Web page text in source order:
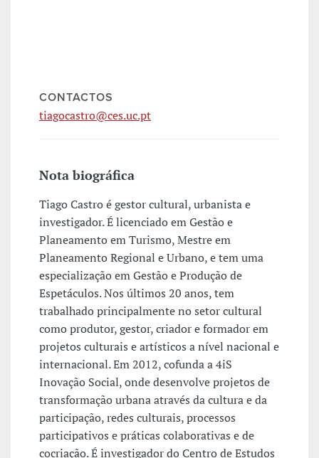
CONTACTOS
tiagocastro@ces.uc.pt
Nota biográfica
Tiago Castro é gestor cultural, urbanista e
investigador. É licenciado em Gestão e
Planeamento em Turismo, Mestre em
Planeamento Regional e Urbano, e tem uma
especialização em Gestão e Produção de
Espetáculos. Nos últimos 20 anos, tem
trabalhado principalmente no setor cultural
como produtor, gestor, criador e formador em
projetos culturais e artísticos a nível nacional e
internacional. Em 2012, cofunda a 4iS
Inovação Social, onde desenvolve projetos de
transformação urbana através da cultura e da
participação, redes culturais, processos
participativos e práticas colaborativas e de
cocriação. É investigador do Centro de Estudos